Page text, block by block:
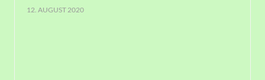
12. AUGUST 2020